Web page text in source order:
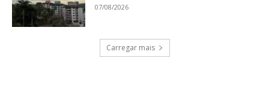
07/08/2026
Carregar mais